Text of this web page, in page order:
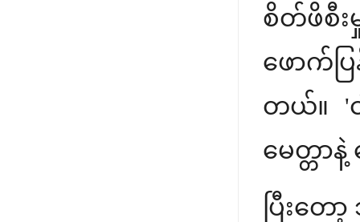
စိတ်ဖိစီး
ဖောက်ပ
တယ်။ 'င
မေတ္တာနဲ့
ပြီးတ